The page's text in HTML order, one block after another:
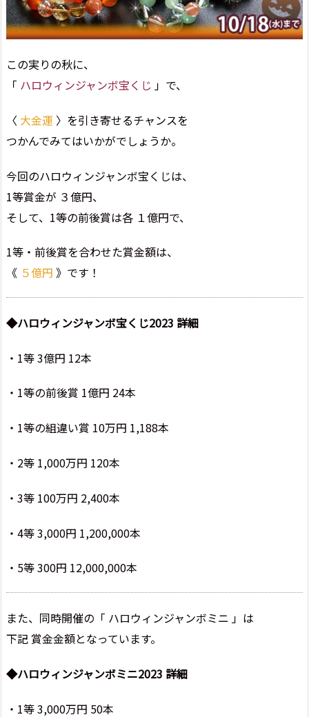
この実りの秋に、
「 ハロウィンジャンボ宝くじ 」で、
〈 大金運 〉を引き寄せるチャンスを
つかんでみてはいかがでしょうか。
今回のハロウィンジャンボ宝くじは、
1等賞金が ３億円、
そして、1等の前後賞は各 １億円で、
1等・前後賞を合わせた賞金額は、
《 ５億円 》です！
◆ハロウィンジャンボ宝くじ2023 詳細
・1等 3億円 12本
・1等の前後賞 1億円 24本
・1等の組違い賞 10万円 1,188本
・2等 1,000万円 120本
・3等 100万円 2,400本
・4等 3,000円 1,200,000本
・5等 300円 12,000,000本
また、同時開催の「 ハロウィンジャンボミニ 」は
下記 賞金金額となっています。
◆ハロウィンジャンボミニ2023 詳細
・1等 3,000万円 50本